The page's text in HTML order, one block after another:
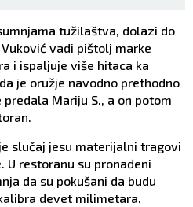
tužilaštva, dolazi do
vadi pištolj marke
i ispaljuje više hitaca ka
je oružje navodno prethodno
predala Mariju S., a on potom
slučaj jesu materijalni tragovi
U restoranu su pronađeni
da su pokušani da budu
devet milimetara.